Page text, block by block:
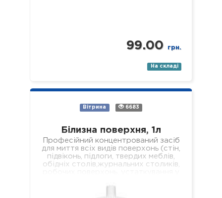
99.00 грн.
На складі
Вітрина 6683
Білизна поверхня, 1л
Професійний концентрований засіб
для миття всіх видів поверхонь (стін,
підвіконь, підлоги, твердих меблів,
обідніх столів,журнальних столиків,
профілю). Властивості: -